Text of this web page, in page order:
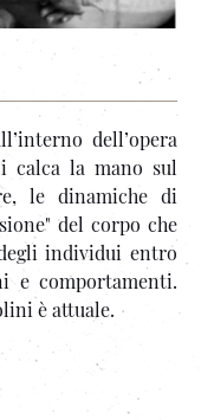
dell’opera
calca la mano sul
le dinamiche di
del corpo che
individui entro
e comportamenti.
è attuale.